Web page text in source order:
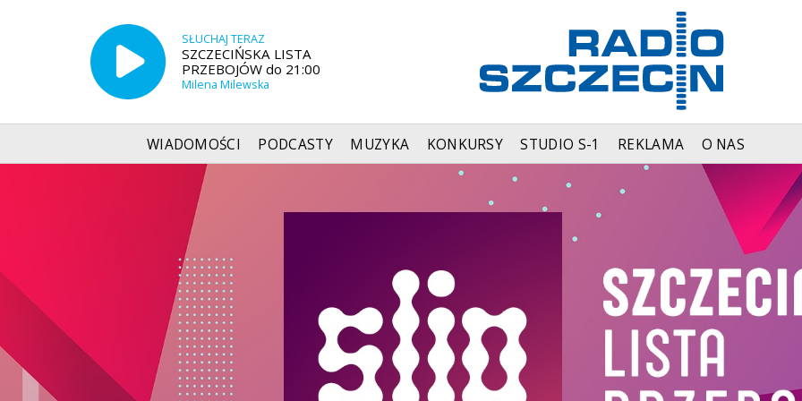
SŁUCHAJ TERAZ
SZCZECIŃSKA LISTA
PRZEBOJÓW do 21:00
Milena Milewska
WIADOMOŚCI PODCASTY MUZYKA KONKURSY STUDIO S-1 REKLAMA O NAS